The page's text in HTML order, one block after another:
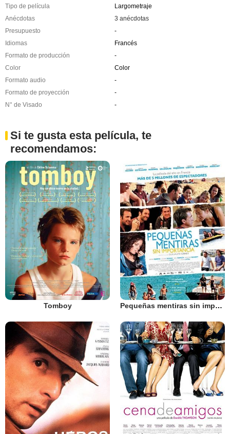
Tipo de película
Largometraje
Anécdotas
3 anécdotas
Presupuesto
-
Idiomas
Francés
Formato de producción
-
Color
Color
Formato audio
-
Formato de proyección
-
N° de Visado
-
Si te gusta esta película, te
recomendamos:
Tomboy Pequeñas mentiras sin importancia